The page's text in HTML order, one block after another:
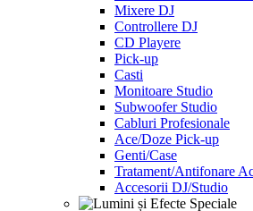
Mixere DJ
Controllere DJ
CD Playere
Pick-up
Casti
Monitoare Studio
Subwoofer Studio
Cabluri Profesionale
Ace/Doze Pick-up
Genti/Case
Tratament/Antifonare
Accesorii DJ/Studio